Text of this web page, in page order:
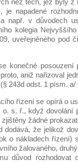
než těch, jež byly z
je napadené
např. v důvodech
kolegia
uveřejněného pod
konečné posouzení
aniž nařizoval
243d odst. 1 písm. a/
řízení se opírá o
s. ř., když dovolání
žádné
že jelikož
o nákladech řízení)
žalovaného,
důvod rozhodovat